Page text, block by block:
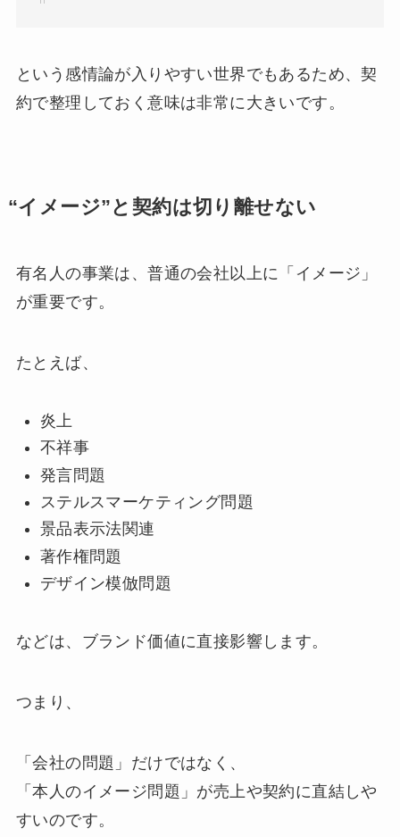
という感情論が入りやすい世界でもあるため、契
約で整理しておく意味は非常に大きいです。
“イメージ”と契約は切り離せない
有名人の事業は、普通の会社以上に「イメージ」
が重要です。
たとえば、
炎上
不祥事
発言問題
ステルスマーケティング問題
景品表示法関連
著作権問題
デザイン模倣問題
などは、ブランド価値に直接影響します。
つまり、
「会社の問題」だけではなく、
「本人のイメージ問題」が売上や契約に直結しや
すいのです。